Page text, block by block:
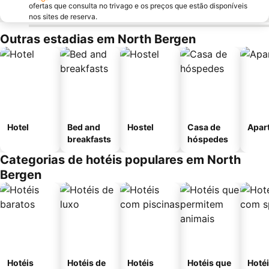
ofertas que consulta no trivago e os preços que estão disponíveis
nos sites de reserva.
Outras estadias em North Bergen
Hotel
Bed and
breakfasts
Hostel
Casa de
hóspedes
Categorias de hotéis populares em North
Bergen
Hotéis
Hotéis de
Hotéis
Hotéis que